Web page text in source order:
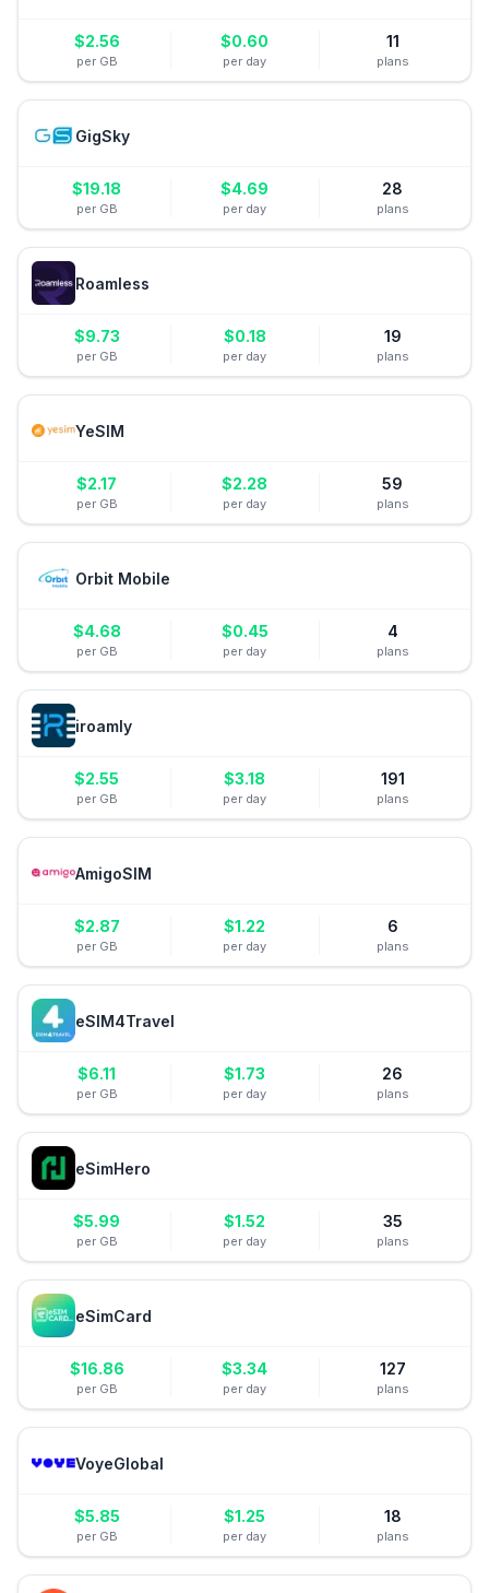
$2.56
per GB
$0.60
per day
11
plans
GigSky
$19.18
per GB
$4.69
per day
28
plans
Roamless
$9.73
per GB
$0.18
per day
19
plans
YeSIM
$2.17
per GB
$2.28
per day
59
plans
Orbit Mobile
$4.68
per GB
$0.45
per day
4
plans
iroamly
$2.55
per GB
$3.18
per day
191
plans
AmigoSIM
$2.87
per GB
$1.22
per day
6
plans
eSIM4Travel
$6.11
per GB
$1.73
per day
26
plans
eSimHero
$5.99
per GB
$1.52
per day
35
plans
eSimCard
$16.86
per GB
$3.34
per day
127
plans
VoyeGlobal
$5.85
per GB
$1.25
per day
18
plans